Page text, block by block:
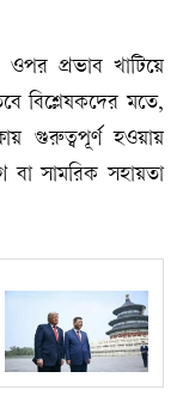
ওপর প্রভাব খাটিয়ে
বিশ্লেষকদের মতে,
গুরুত্বপূর্ণ হওয়ায়
সামরিক সহায়তা